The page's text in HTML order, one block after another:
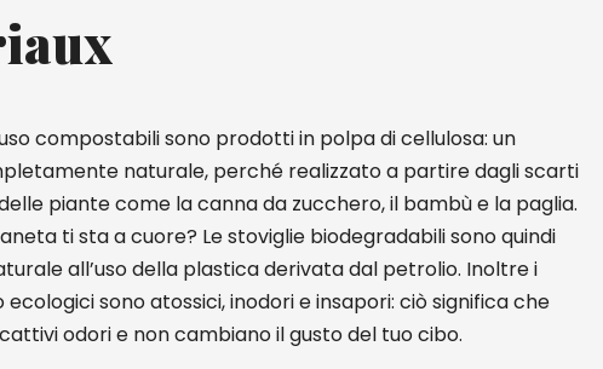
compostabili sono prodotti in polpa di cellulosa: un
naturale, perché realizzato a partire dagli scarti
piante come la canna da zucchero, il bambù e la paglia.
ti sta a cuore? Le stoviglie biodegradabili sono quindi
all’uso della plastica derivata dal petrolio. Inoltre i
sono atossici, inodori e insapori: ciò significa che
odori e non cambiano il gusto del tuo cibo.